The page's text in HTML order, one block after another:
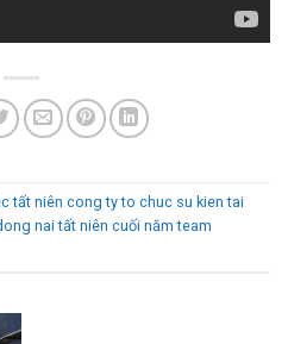
tất niên cong ty to chuc su kien tai
nai tất niên cuối năm team